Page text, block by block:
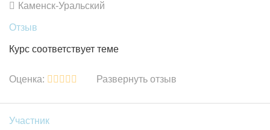
Каменск-Уральский
Отзыв
Курс соответствует теме
Оценка: Развернуть отзыв
Участник